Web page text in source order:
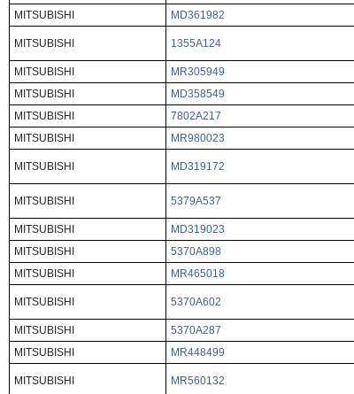
MITSUBISHI
MD361982
MITSUBISHI 1355A124
MITSUBISHI
MR305949
MITSUBISHI
MD358549
MITSUBISHI
7802A217
MITSUBISHI
MR980023
MITSUBISHI MD319172
MITSUBISHI 5379A537
MITSUBISHI
MD319023
MITSUBISHI
5370A898
MITSUBISHI
MR465018
MITSUBISHI 5370A602
MITSUBISHI
5370A287
MITSUBISHI
MR448499
MITSUBISHI MR560132